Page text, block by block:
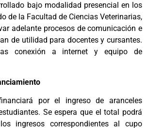
bajo modalidad presencial en los
de la Facultad de Ciencias Veterinarias,
adelante procesos de comunicación e
de utilidad para docentes y cursantes.
conexión a internet y equipo de
por el ingreso de aranceles
Se espera que el total podrá
ingresos correspondientes al cupo